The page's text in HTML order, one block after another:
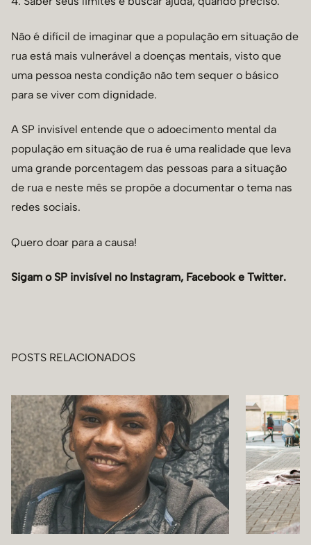
Não é difícil de imaginar que a população em situação de
rua está mais vulnerável a doenças mentais, visto que
uma pessoa nesta condição não tem sequer o básico
para se viver com dignidade.
A SP invisível entende que o adoecimento mental da
população em situação de rua é uma realidade que leva
uma grande porcentagem das pessoas para a situação
de rua e neste mês se propõe a documentar o tema nas
redes sociais.
Quero doar para a causa!
Sigam o SP invisível no Instagram, Facebooke Twitter.
POSTS RELACIONADOS